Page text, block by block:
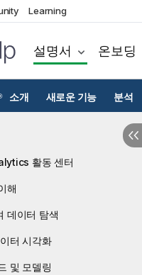
Learning
설명서 온보딩
소개 새로운 기능 분석
활동 센터
해
데이터 탐색
터 시각화
및 모델링